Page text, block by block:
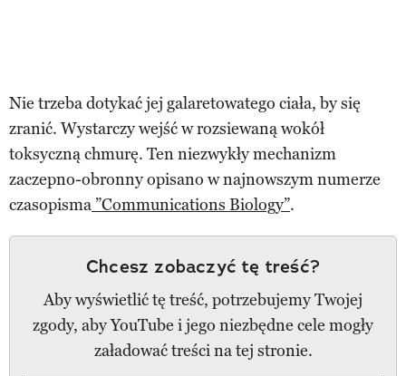
Nie trzeba dotykać jej galaretowatego ciała, by się
zranić. Wystarczy wejść w rozsiewaną wokół
toksyczną chmurę. Ten niezwykły mechanizm
zaczepno-obronny opisano w najnowszym numerze
czasopisma ”Communications Biology”.
Chcesz zobaczyć tę treść?
Aby wyświetlić tę treść, potrzebujemy Twojej
zgody, aby YouTube i jego niezbędne cele mogły
załadować treści na tej stronie.